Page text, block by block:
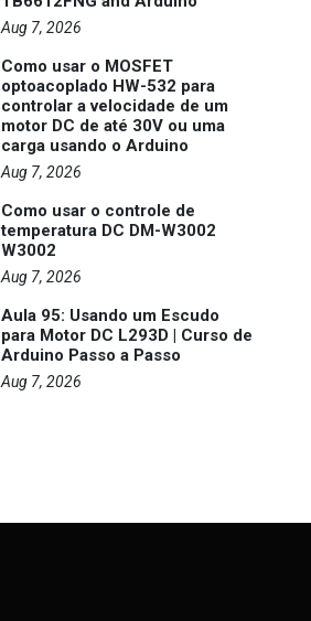
Aug 7, 2026
Como usar o MOSFET
optoacoplado HW-532 para
controlar a velocidade de um
motor DC de até 30V ou uma
carga usando o Arduino
Aug 7, 2026
Como usar o controle de
temperatura DC DM-W3002
W3002
Aug 7, 2026
Aula 95: Usando um Escudo
para Motor DC L293D | Curso de
Arduino Passo a Passo
Aug 7, 2026